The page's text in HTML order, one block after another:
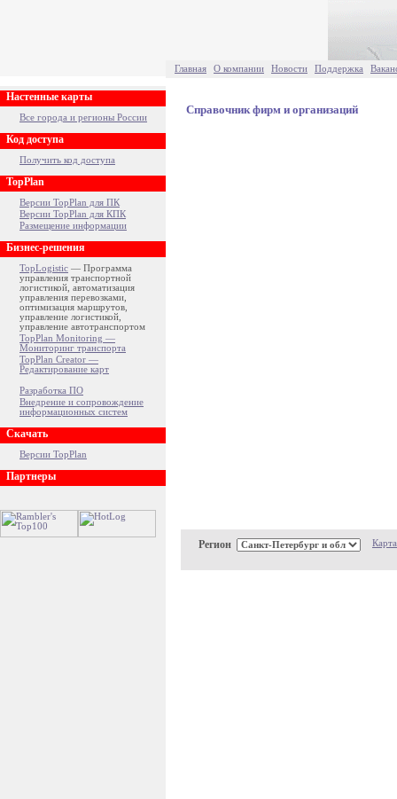
Главная О компании Новости Поддержка
Настенные карты
Все города и регионы России
Код доступа
Получить код доступа
TopPlan
Версии TopPlan для ПК
Версии TopPlan для КПК
Размещение информации
Бизнес-решения
TopLogistic — Программа
управления транспортной
логистикой, автоматизация
управления перевозками,
оптимизация маршрутов,
управление логистикой,
управление автотранспортом
TopPlan Monitoring —
Мониторинг транспорта
TopPlan Creator —
Редактирование карт
Разработка ПО
Внедрение и сопровождение
информационных систем
Скачать
Версии TopPlan
Партнеры
Справочник фирм и организаций
Регион Карта